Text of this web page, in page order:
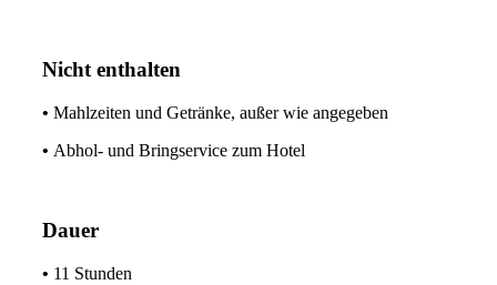
Nicht enthalten
• Mahlzeiten und Getränke, außer wie angegeben
• Abhol- und Bringservice zum Hotel
Dauer
• 11 Stunden